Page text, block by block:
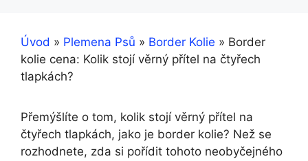
Úvod » Plemena Psů » Border Kolie » Border
kolie cena: Kolik stojí věrný přítel na čtyřech
tlapkách?
Přemýšlíte o tom, kolik stojí věrný přítel na
čtyřech tlapkách, jako je border kolie? Než se
rozhodnete, zda si pořídit tohoto neobyčejného